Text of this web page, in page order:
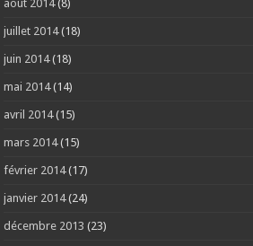
août 2014(8)
juillet 2014(18)
juin 2014(18)
mai 2014(14)
avril 2014(15)
mars 2014(15)
février 2014(17)
janvier 2014(24)
décembre 2013 (23)